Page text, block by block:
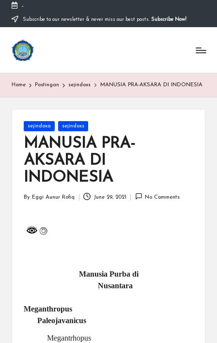
content
-
Subscribe to our newsletter & never miss our best posts. Subscribe Now!
S
M
A
S
id
Sekolah
Nasional
Ahlussunnah
Wal
Home Postingan sejindoxs MANUSIA PRA-AKSARA DI INDONESIA
Posted
in
sejindoxa sejindoxs
MANUSIA PRA-
AKSARA DI
INDONESIA
Posted
By Eggi Aunur Rofiq June 29, 2021 No Comments
Manusia Purba di
Nusantara
Meganthropus
Paleojavanicus
Megantrhopus